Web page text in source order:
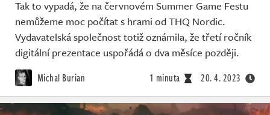
Tak to vypadá, že na červnovém Summer Game Festu
nemůžeme moc počítat s hrami od THQ Nordic.
Vydavatelská společnost totiž oznámila, že třetí ročník
digitální prezentace uspořádá o dva měsíce později.
Michal Burian 1 minuta 20. 4. 2023